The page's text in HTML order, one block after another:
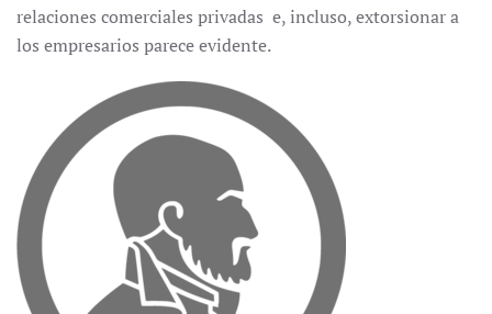
relaciones comerciales privadas e, incluso, extorsionar a
los empresarios parece evidente.